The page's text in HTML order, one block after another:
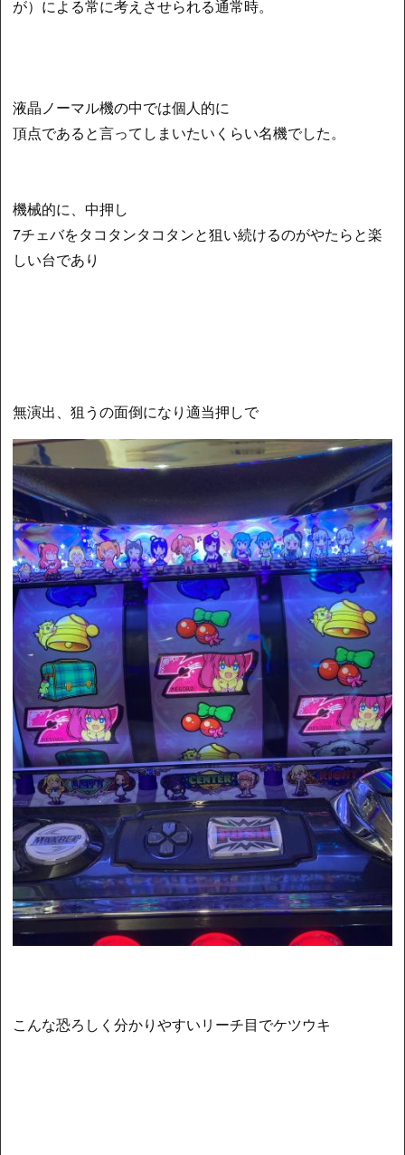
が）による常に考えさせられる通常時。
液晶ノーマル機の中では個人的に
頂点であると言ってしまいたいくらい名機でした。
機械的に、中押し
7チェバをタコタンタコタンと狙い続けるのがやたらと楽
しい台であり
無演出、狙うの面倒になり適当押しで
こんな恐ろしく分かりやすいリーチ目でケツウキ